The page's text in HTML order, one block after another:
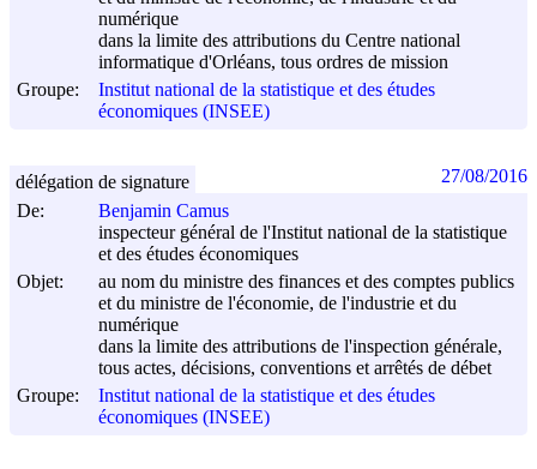
numérique
dans la limite des attributions du Centre national
informatique d'Orléans, tous ordres de mission
Groupe:
Institut national de la statistique et des études
économiques (INSEE)
De:
Benjamin Camus
inspecteur général de l'Institut national de la statistique
et des études économiques
Objet:
au nom du ministre des finances et des comptes publics
et du ministre de l'économie, de l'industrie et du
numérique
dans la limite des attributions de l'inspection générale,
tous actes, décisions, conventions et arrêtés de débet
Groupe:
Institut national de la statistique et des études
économiques (INSEE)
délégation de signature 27/08/2016